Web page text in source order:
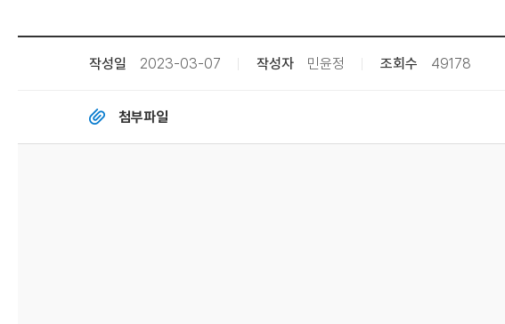
작성일 2023-03-07 작성자 민윤정 조회수 49178
첨부파일